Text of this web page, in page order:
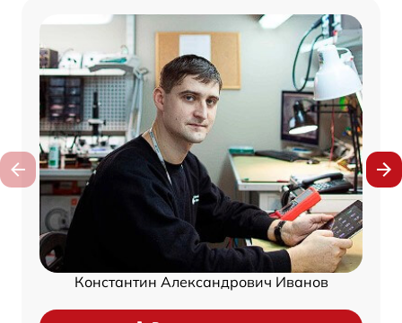
Константин Александрович Иванов